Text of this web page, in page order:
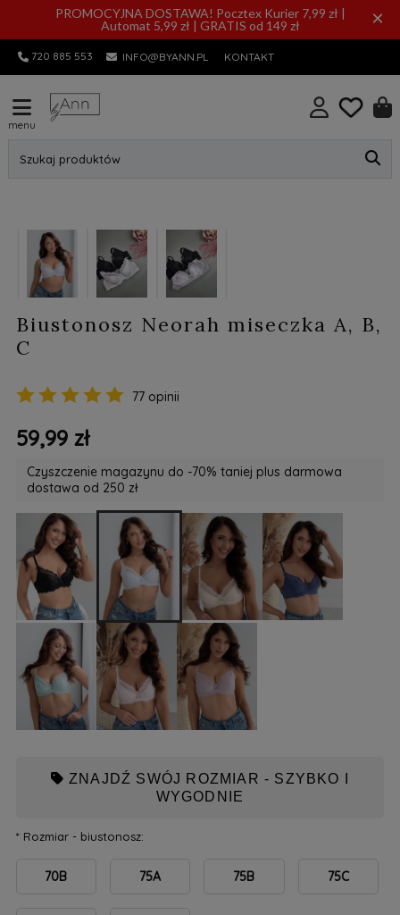
PROMOCYJNA DOSTAWA! Pocztex Kurier 7,99 zł |
Automat 5,99 zł | GRATIS od 149 zł
×
720 885 553 INFO@BYANN.PL KONTAKT
menu
Szukaj produktów
Biustonosz Neorah miseczka A, B,
C
77 opinii
59,99 zł
Czyszczenie magazynu do -70% taniej plus darmowa
dostawa od 250 zł
ZNAJDŹ SWÓJ ROZMIAR - SZYBKO I
WYGODNIE
*Rozmiar - biustonosz:
70B 75A 75B 75C